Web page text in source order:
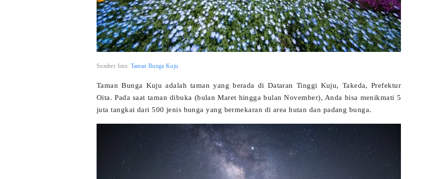
Sumber foto: Taman Bunga Kuju
Taman Bunga Kuju adalah taman yang berada di Dataran Tinggi Kuju, Takeda, Prefektur
Oita. Pada saat taman dibuka (bulan Maret hingga bulan November), Anda bisa menikmati 5
juta tangkai dari 500 jenis bunga yang bermekaran di area hutan dan padang bunga.